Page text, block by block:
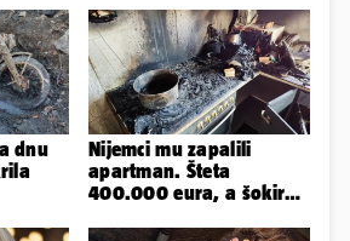
dnu
Nijemci mu zapalili
apartman. Šteta
400.000 eura, a šokirao